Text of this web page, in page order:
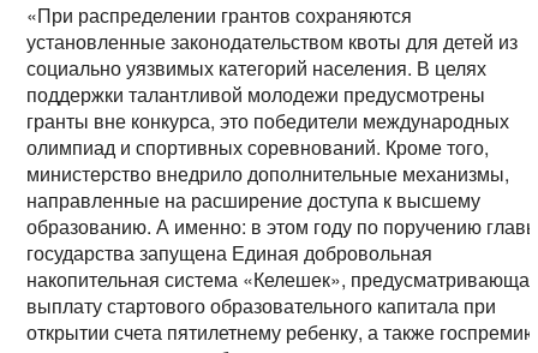
«При распределении грантов сохраняются
установленные законодательством квоты для детей из
социально уязвимых категорий населения. В целях
поддержки талантливой молодежи предусмотрены
гранты вне конкурса, это победители международных
олимпиад и спортивных соревнований. Кроме того,
министерство внедрило дополнительные механизмы,
направленные на расширение доступа к высшему
образованию. А именно: в этом году по поручению
государства запущена Единая добровольная
накопительная система «Келешек»,
выплату стартового образовательного капитала при
открытии счета пятилетнему ребенку, а также госпремию